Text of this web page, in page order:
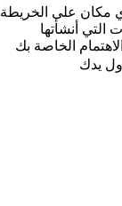
مكان على الخريطة
أنشأتها
الخاصة بك
يدك